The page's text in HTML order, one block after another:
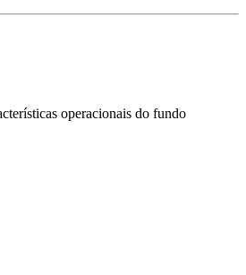
operacionais do fundo